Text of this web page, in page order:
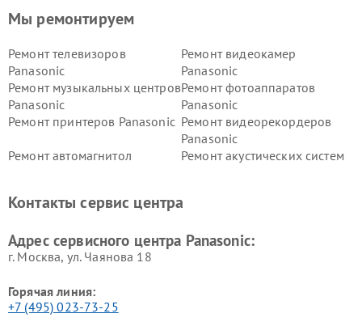
Мы ремонтируем
Ремонт телевизоров
Panasonic
Ремонт видеокамер
Panasonic
Ремонт музыкальных центров
Panasonic
Ремонт фотоаппаратов
Panasonic
Ремонт принтеров Panasonic Ремонт видеорекордеров
Panasonic
Ремонт автомагнитол
Ремонт акустических систем
панелей Panasonic
Контакты сервис центра
Адрес сервисного центра Panasonic:
г. Москва, ул. Чаянова 18
Горячая линия:
+7 (495) 023-73-25